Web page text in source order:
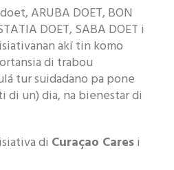
nos página di Facebook
ARUBA DOET, BON
DOET, SABA DOET i
akí tin komo
di trabou
tur suidadano pa pone
di un) dia, na bienestar di
di Curaçao Caresi